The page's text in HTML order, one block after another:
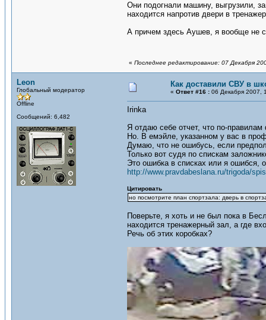
Они подогнали машину, выгрузили,
находится напротив двери в
А причем здесь Аушев, я вообще не
« Последнее редактирование: 07 Декабря
Leon
Глобальный модератор
Offline
Сообщений: 6,482
Как доставили СВУ в
« Ответ #16 : 06 Декабря 2007,
Irinka
Я отдаю себе отчет, что по-
Но. В емэйле, указанном у вас в
Думаю, что не ошибусь, если
Только вот судя по спискам
Это ошибка в списках или я ошибся,
http://www.pravdabeslana.ru/trigoda/
Цитировать
но посмотрите план спортзала: дверь в
Поверьте, я хоть и не был пока в
находится тренажерный зал, а где
Речь об этих коробках?